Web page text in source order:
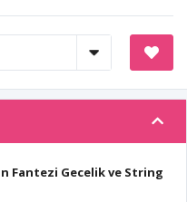
Fantezi Gecelik ve String